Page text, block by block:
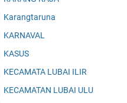
Karangtaruna
KARNAVAL
KASUS
KECAMATA LUBAI ILIR
KECAMATAN LUBAI ULU